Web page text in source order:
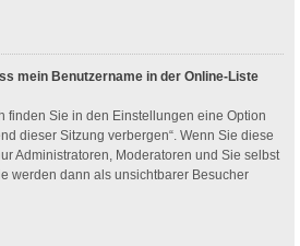
mein Benutzername in der Online-Liste
finden Sie in den Einstellungen eine Option
dieser Sitzung verbergen“. Wenn Sie diese
Administratoren, Moderatoren und Sie selbst
werden dann als unsichtbarer Besucher